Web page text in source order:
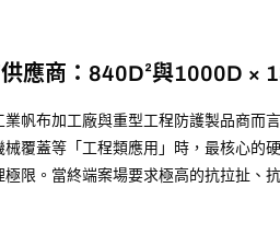
應商：840D²與1000D ×
業帆布加工廠與重型工程防護製品商而
械覆蓋等「工程類應用」時，最核心的
極限。當終端案場要求極高的抗拉扯、